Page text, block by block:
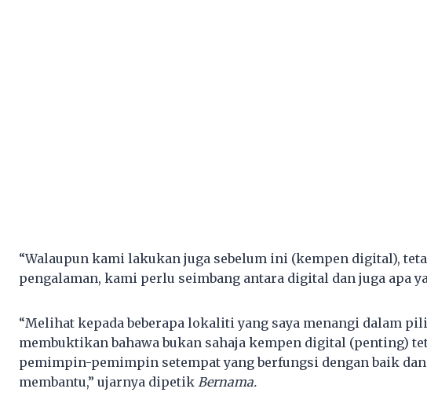
“Walaupun kami lakukan juga sebelum ini (kempen digital),
pengalaman, kami perlu seimbang antara digital dan juga apa
“Melihat kepada beberapa lokaliti yang saya menangi dalam
membuktikan bahawa bukan sahaja kempen digital (penting)
pemimpin-pemimpin setempat yang berfungsi dengan baik
membantu,” ujarnya dipetik Bernama.